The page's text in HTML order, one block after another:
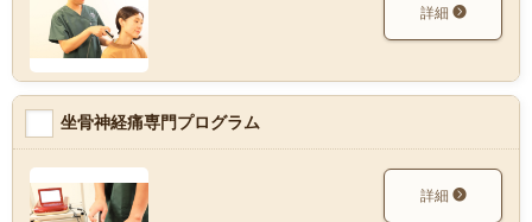
詳細
坐骨神経痛専門プログラム
詳細